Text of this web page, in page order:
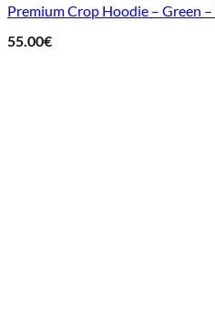
Premium Crop Hoodie – Green –
55.00€